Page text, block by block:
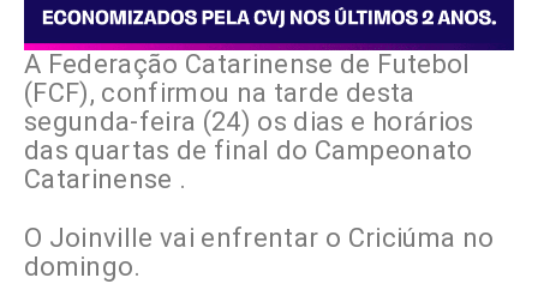
A Federação Catarinense de Futebol
(FCF), confirmou na tarde desta
segunda-feira (24) os dias e horários
das quartas de final do Campeonato
Catarinense .
O Joinville vai enfrentar o Criciúma no
domingo.